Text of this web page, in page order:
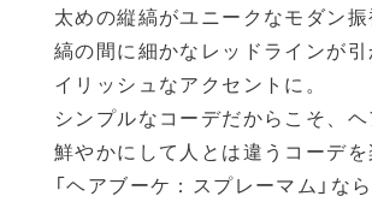
太めの縦縞がユニークなモダン振
縞の間に細かなレッドラインが引
イリッシュなアクセントに。
シンプルなコーデだからこそ、
鮮やかにして人とは違うコーデを
「ヘアブーケ：スプレーマム」な